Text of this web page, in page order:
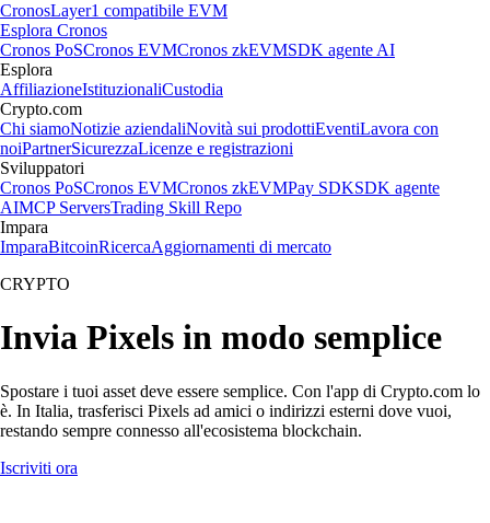
CronosLayer1 compatibile EVM
Esplora Cronos
Cronos PoSCronos EVMCronos zkEVMSDK agente AI
Esplora
AffiliazioneIstituzionaliCustodia
Crypto.com
Chi siamoNotizie aziendaliNovità sui prodottiEventiLavora con
noiPartnerSicurezzaLicenze e registrazioni
Sviluppatori
Cronos PoSCronos EVMCronos zkEVMPay SDKSDK agente
AIMCP ServersTrading Skill Repo
Impara
ImparaBitcoinRicercaAggiornamenti di mercato
CRYPTO
Invia Pixels in modo semplice
Spostare i tuoi asset deve essere semplice. Con l'app di Crypto.com lo
è. In Italia, trasferisci Pixels ad amici o indirizzi esterni dove vuoi,
restando sempre connesso all'ecosistema blockchain.
Iscriviti ora